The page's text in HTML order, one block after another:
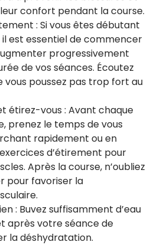
confort pendant la course.
: Si vous êtes débutant
il est essentiel de commencer
progressivement
de vos séances. Écoutez
poussez pas trop fort au
étirez-vous : Avant chaque
prenez le temps de vous
rapidement ou en
d’étirement pour
Après la course, n’oubliez
pour favoriser la
: Buvez suffisamment d’eau
après votre séance de
la déshydratation.